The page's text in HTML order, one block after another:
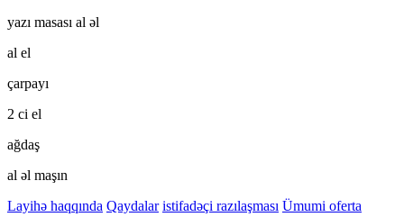
yazı masası al əl
al el
çarpayı
2 ci el
ağdaş
al əl maşın
Layihə haqqında Qaydalar istifadəçi razılaşması Ümumi oferta